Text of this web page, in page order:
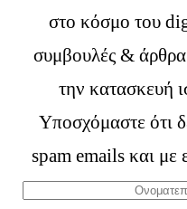
στο κόσμο του
συμβουλές &
την κατασκευή
Υποσχόμαστε ότι
spam emails και με